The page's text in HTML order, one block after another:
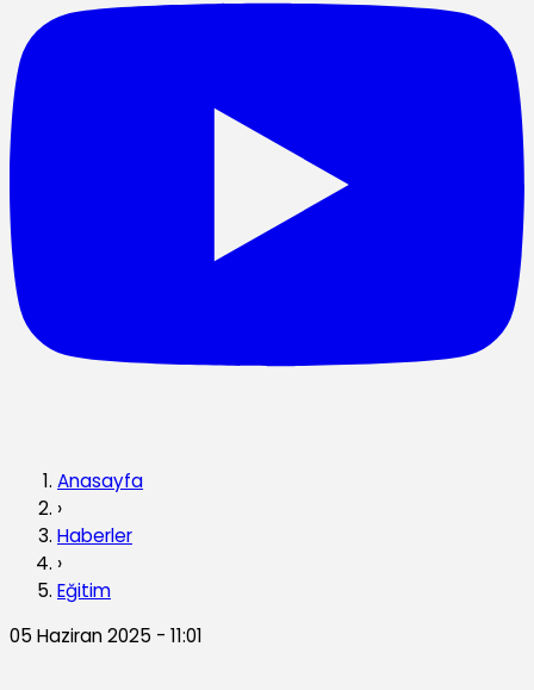
Anasayfa
›
Haberler
›
Eğitim
05 Haziran 2025 - 11:01